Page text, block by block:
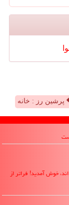
پرشین رز : خانه
خوش آمدید! فراتر از